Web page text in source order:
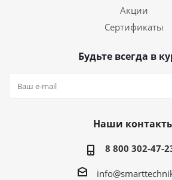
Акции
Сертификаты
Будьте всегда в
Наши
8 800 302-47-